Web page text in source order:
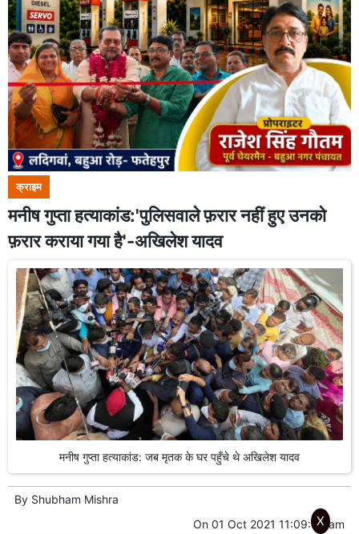
क्राइम
मनीष गुप्ता हत्याकांड:'पुलिसवाले फ़रार नहीं हुए उनको
फ़रार कराया गया है'-अखिलेश यादव
मनीष गुप्ता हत्याकांड: जब मृतक के घर पहुँचे थे अखिलेश यादव
By Shubham Mishra
On 01 Oct 2021 11:09:36 am
X